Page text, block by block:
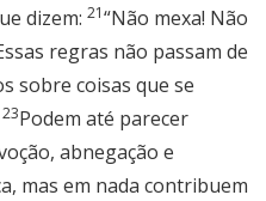
dizem: 21“Não mexa! Não
regras não passam de
sobre coisas que se
23Podem até parecer
abnegação e
mas em nada contribuem